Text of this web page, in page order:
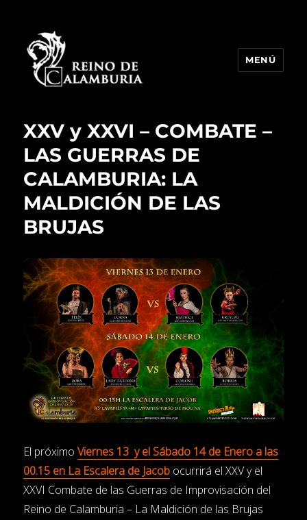
MENÚ
XXV y XXVI – COMBATE –
LAS GUERRAS DE
CALAMBURIA: LA
MALDICIÓN DE LAS
BRUJAS
El próximoViernes 13 y el Sábado 14 de Enero a las
00.15 en La Escalera de Jacob ocurrirá el XXV y el
XXVI Combate de las Guerras de Improvisación del
Reino de Calamburia – La Maldición de las Brujas